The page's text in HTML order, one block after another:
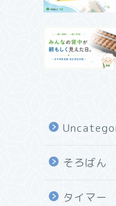
そろばん
タイマー